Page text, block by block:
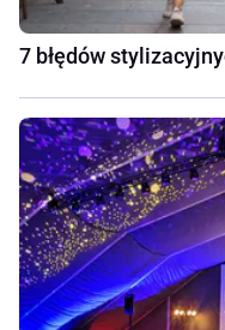
7 błędów